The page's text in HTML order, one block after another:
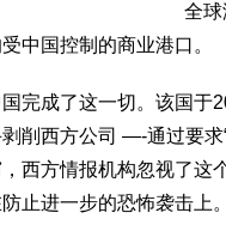
全
中国控制的商业港口。
成了这一切。该国于
削西方公司 —-通过要
西方情报机构忽视了这
止进一步的恐怖袭击上。